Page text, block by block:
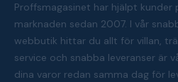
Proffsmagasinet har hjälpt kunder
marknaden sedan 2007. I vår
webbutik hittar du allt för villan,
service och snabba leveranser är
dina varor redan samma dag för